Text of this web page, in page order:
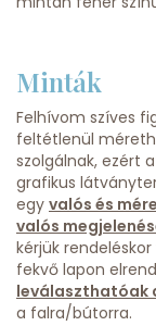
Minták
Felhívom szíves
feltétlenül
szolgálnak, ezért
grafikus
egy valós és
valós
kérjük
fekvő lapon
leválaszthatóak
a falra/bútorra.